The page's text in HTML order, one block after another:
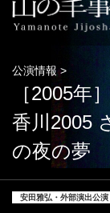
公演情報 >
［2005年
香川2005
の夜の夢
安田雅弘・外部演出公演